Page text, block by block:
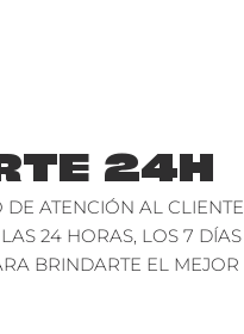
24H
ATENCIÓN AL CLIENTE
24 HORAS, LOS 7 DÍAS
BRINDARTE EL MEJOR